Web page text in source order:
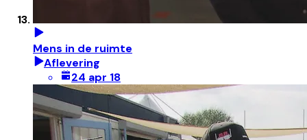
Mens in de ruimte
Aflevering
24 apr 18